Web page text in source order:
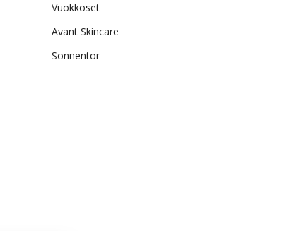
Vuokkoset
Avant Skincare
Sonnentor